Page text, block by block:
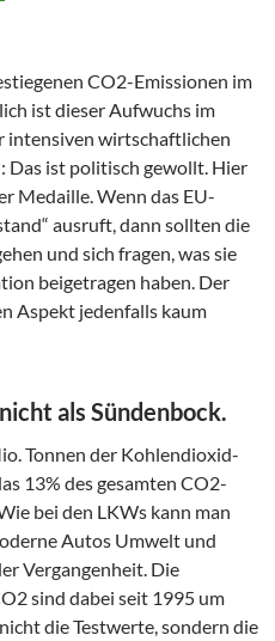
CO2-Emissionen im
ist dieser Aufwuchs im
intensiven wirtschaftlichen
Das ist politisch gewollt. Hier
Medaille. Wenn das EU-
ausruft, dann sollten die
und sich fragen, was sie
beigetragen haben. Der
Aspekt jedenfalls kaum
als Sündenbock.
Tonnen der Kohlendioxid-
13% des gesamten CO2-
bei den LKWs kann man
Autos Umwelt und
Vergangenheit. Die
sind dabei seit 1995 um
die Testwerte, sondern die